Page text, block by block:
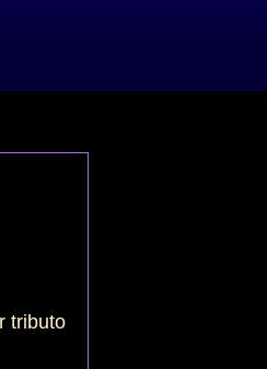
tributo